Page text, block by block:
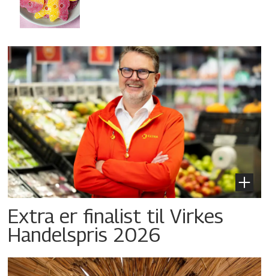
Extra er finalist til Virkes
Handelspris 2026